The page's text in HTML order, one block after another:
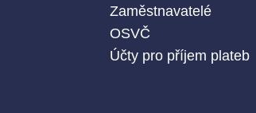
Zaměstnavatelé
OSVČ
Účty pro příjem plateb